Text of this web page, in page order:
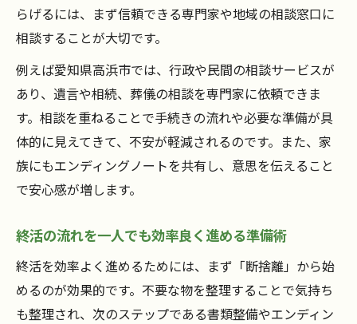
らげるには、まず信頼できる専門家や地域の相談窓口に
相談することが大切です。
例えば愛知県高浜市では、行政や民間の相談サービスが
あり、遺言や相続、葬儀の相談を専門家に依頼できま
す。相談を重ねることで手続きの流れや必要な準備が具
体的に見えてきて、不安が軽減されるのです。また、家
族にもエンディングノートを共有し、意思を伝えること
で安心感が増します。
終活の流れを一人でも効率良く進める準備術
終活を効率よく進めるためには、まず「断捨離」から始
めるのが効果的です。不要な物を整理することで気持ち
も整理され、次のステップである書類整備やエンディン